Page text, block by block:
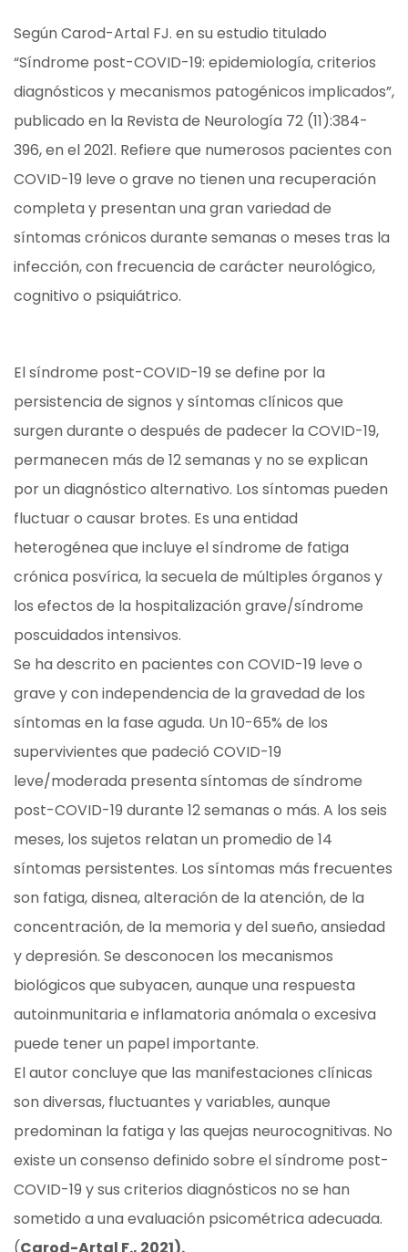
Según Carod-Artal FJ. en su estudio titulado
“Síndrome post-COVID-19: epidemiología, criterios
diagnósticos y mecanismos patogénicos implicados”,
publicado en la Revista de Neurología 72 (11):384-
396, en el 2021. Refiere que numerosos pacientes con
COVID-19 leve o grave no tienen una recuperación
completa y presentan una gran variedad de
síntomas crónicos durante semanas o meses tras la
infección, con frecuencia de carácter neurológico,
cognitivo o psiquiátrico.
El síndrome post-COVID-19 se define por la
persistencia de signos y síntomas clínicos que
surgen durante o después de padecer la COVID-19,
permanecen más de 12 semanas y no se explican
por un diagnóstico alternativo. Los síntomas pueden
fluctuar o causar brotes. Es una entidad
heterogénea que incluye el síndrome de fatiga
crónica posvírica, la secuela de múltiples órganos y
los efectos de la hospitalización grave/síndrome
poscuidados intensivos.
Se ha descrito en pacientes con COVID-19 leve o
grave y con independencia de la gravedad de los
síntomas en la fase aguda. Un 10-65% de los
supervivientes que padeció COVID-19
leve/moderada presenta síntomas de síndrome
post-COVID-19 durante 12 semanas o más. A los seis
meses, los sujetos relatan un promedio de 14
síntomas persistentes. Los síntomas más frecuentes
son fatiga, disnea, alteración de la atención, de la
concentración, de la memoria y del sueño, ansiedad
y depresión. Se desconocen los mecanismos
biológicos que subyacen, aunque una respuesta
autoinmunitaria e inflamatoria anómala o excesiva
puede tener un papel importante.
El autor concluye que las manifestaciones clínicas
son diversas, fluctuantes y variables, aunque
predominan la fatiga y las quejas neurocognitivas. No
existe un consenso definido sobre el síndrome post-
COVID-19 y sus criterios diagnósticos no se han
sometido a una evaluación psicométrica adecuada.
(Carod-Artal F., 2021).